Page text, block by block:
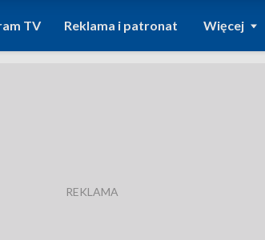
TV Reklama i patronat Więcej